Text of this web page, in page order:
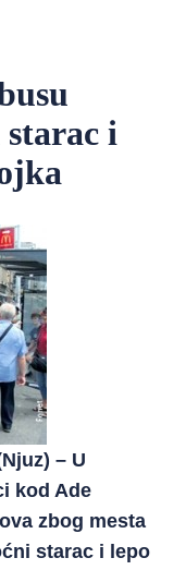
i
– U
kod Ade
zbog mesta
starac i lepo